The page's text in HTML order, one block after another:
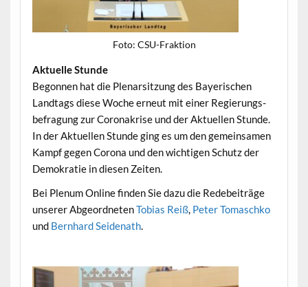
Foto: CSU-Frak­tion
Aktuelle Stunde
Begonnen hat die Ple­nar­sitzung des Bay­erischen
Land­tags diese Woche erneut mit ein­er Regierungs­
be­fra­gung zur Coro­n­akrise und der Aktuellen Stunde.
In der Aktuellen Stunde ging es um den gemein­samen
Kampf gegen Coro­na und den wichti­gen Schutz der
Demokratie in diesen Zeiten.
Bei Plenum Online find­en Sie dazu die Rede­beiträge
unser­er Abge­ord­netenTobias Reiß, Peter Tomaschko
und Bern­hard Sei­de­nath.